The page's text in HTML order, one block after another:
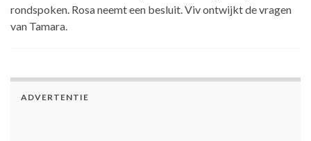
rondspoken. Rosa neemt een besluit. Viv ontwijkt de vragen
van Tamara.
ADVERTENTIE